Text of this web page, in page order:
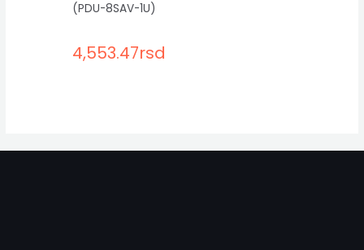
(PDU-8SAV-1U)
4,553.47rsd